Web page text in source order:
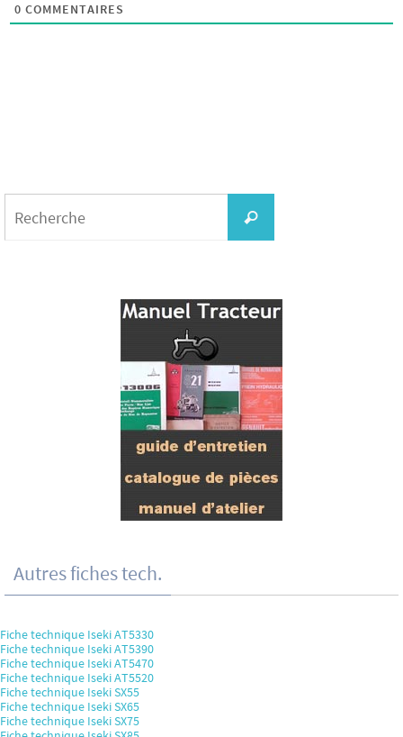
0 COMMENTAIRES
Recherche
Autres fiches tech.
Fiche technique Iseki AT5330
Fiche technique Iseki AT5390
Fiche technique Iseki AT5470
Fiche technique Iseki AT5520
Fiche technique Iseki SX55
Fiche technique Iseki SX65
Fiche technique Iseki SX75